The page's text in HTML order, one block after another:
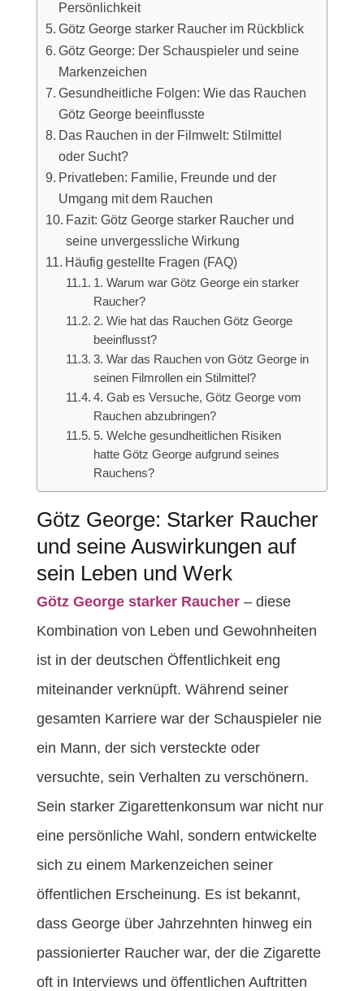
Persönlichkeit
Götz George starker Raucher im Rückblick
Götz George: Der Schauspieler und seine
Markenzeichen
Gesundheitliche Folgen: Wie das Rauchen
Götz George beeinflusste
Das Rauchen in der Filmwelt: Stilmittel
oder Sucht?
Privatleben: Familie, Freunde und der
Umgang mit dem Rauchen
Fazit: Götz George starker Raucher und
seine unvergessliche Wirkung
Häufig gestellte Fragen (FAQ)
1. Warum war Götz George ein starker
Raucher?
2. Wie hat das Rauchen Götz George
beeinflusst?
3. War das Rauchen von Götz George in
seinen Filmrollen ein Stilmittel?
4. Gab es Versuche, Götz George vom
Rauchen abzubringen?
5. Welche gesundheitlichen Risiken
hatte Götz George aufgrund seines
Rauchens?
Götz George: Starker Raucher
und seine Auswirkungen auf
sein Leben und Werk
Götz George starker Raucher– diese
Kombination von Leben und Gewohnheiten
ist in der deutschen Öffentlichkeit eng
miteinander verknüpft. Während seiner
gesamten Karriere war der Schauspieler nie
ein Mann, der sich versteckte oder
versuchte, sein Verhalten zu verschönern.
Sein starker Zigarettenkonsum war nicht nur
eine persönliche Wahl, sondern entwickelte
sich zu einem Markenzeichen seiner
öffentlichen Erscheinung. Es ist bekannt,
dass George über Jahrzehnten hinweg ein
passionierter Raucher war, der die Zigarette
oft in Interviews und öffentlichen Auftritten